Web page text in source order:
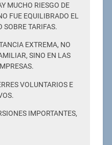
MUCHO RIESGO DE
FUE EQUILIBRADO EL
SOBRE TARIFAS.
EXTREMA, NO
SINO EN LAS
VOLUNTARIOS E
IMPORTANTES,